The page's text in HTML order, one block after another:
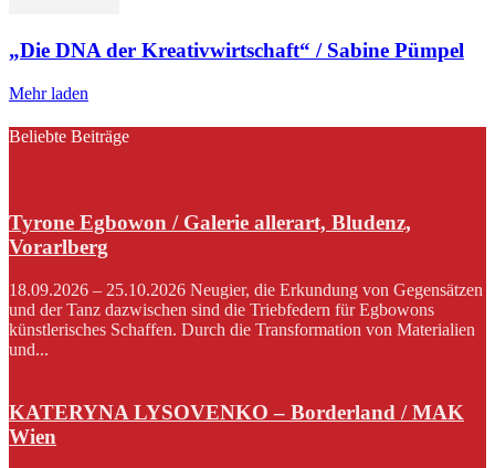
„Die DNA der Kreativwirtschaft“ / Sabine Pümpel
Mehr laden
Beliebte Beiträge
Tyrone Egbowon / Galerie allerart, Bludenz,
Vorarlberg
18.09.2026 – 25.10.2026 Neugier, die Erkundung von Gegensätzen
und der Tanz dazwischen sind die Triebfedern für Egbowons
künstlerisches Schaffen. Durch die Transformation von Materialien
und...
KATERYNA LYSOVENKO – Borderland / MAK
Wien